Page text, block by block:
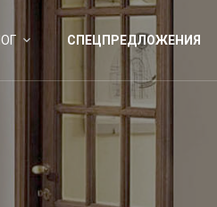
СПЕЦПРЕДЛОЖЕНИЯ